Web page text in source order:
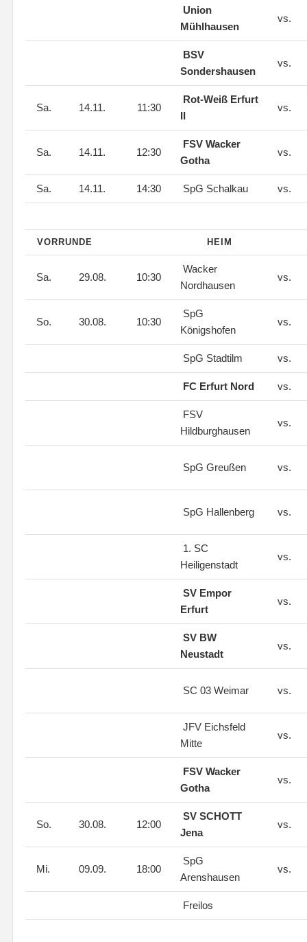
Union
Mühlhausen
vs.
BSV
Sondershausen
vs.
Sa. 14.11. 11:30
Rot-Weiß Erfurt
II
vs.
Sa. 14.11. 12:30
FSV Wacker
Gotha
vs.
Sa. 14.11. 14:30 SpG Schalkau vs.
VORRUNDE HEIM
Sa. 29.08. 10:30
Wacker
Nordhausen
vs.
So. 30.08. 10:30
SpG
Königshofen
vs.
SpG Stadtilm vs.
FC Erfurt Nord vs.
FSV
Hildburghausen
vs.
SpG Greußen vs.
SpG Hallenberg vs.
1. SC
Heiligenstadt
vs.
SV Empor
Erfurt
vs.
SV BW
Neustadt
vs.
SC 03 Weimar vs.
JFV Eichsfeld
Mitte
vs.
FSV Wacker
Gotha
vs.
So. 30.08. 12:00
SV SCHOTT
Jena
vs.
Mi. 09.09. 18:00
SpG
Arenshausen
vs.
Freilos